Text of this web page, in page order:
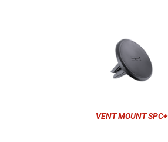
VENT MOUNT SPC+